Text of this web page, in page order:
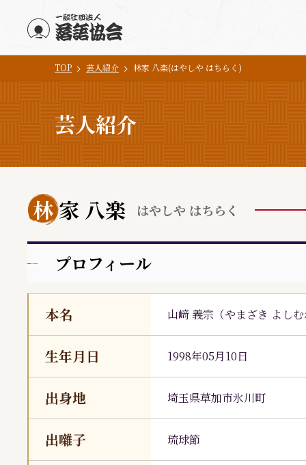
メインコンテンツにスキップ
TOP 芸人紹介 林家 八楽(はやしや はちらく)
芸人紹介
林 家 八楽 はやしや はちらく
プロフィール
本名 山﨑 義宗 （やまざき よし
生年月日 1998年05月10日
出身地 埼玉県草加市氷川町
出囃子 琉球節